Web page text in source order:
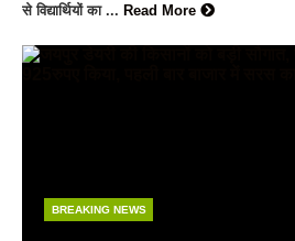
से विद्यार्थियों का ... Read More
BREAKING NEWS